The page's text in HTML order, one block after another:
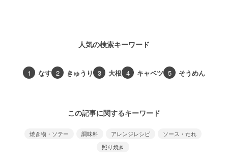
人気の検索キーワード
1 なす 2 きゅうり 3 大根 4 キャベツ 5 そうめん
この記事に関するキーワード
焼き物・ソテー 調味料 アレンジレシピ
ソース・たれ
照り焼き